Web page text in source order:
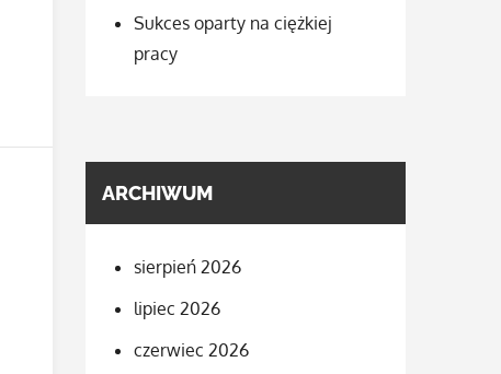
Sukces oparty na ciężkiej
pracy
ARCHIWUM
sierpień 2026
lipiec 2026
czerwiec 2026